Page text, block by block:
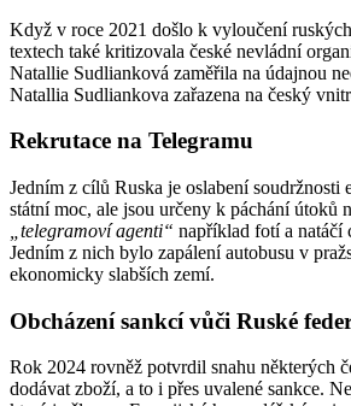
Když v roce 2021 došlo k vyloučení
textech také kritizovala české nevládní
Natallie Sudlianková zaměřila na údajnou
Natallia Sudliankova zařazena na český
Rekrutace na Telegramu
Jedním z cílů Ruska je oslabení
státní moc, ale jsou určeny k páchání útoků
„telegramoví agenti“ například fotí a natáčí
Jedním z nich bylo zapálení autobusu v
ekonomicky slabších zemí.
Obcházení sankcí vůči Ruské
Rok 2024 rovněž potvrdil snahu některých
dodávat zboží, a to i přes uvalené sankce.